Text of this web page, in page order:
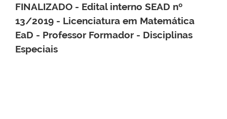
FINALIZADO - Edital interno SEAD nº
13/2019 - Licenciatura em Matemática
EaD - Professor Formador - Disciplinas
Especiais